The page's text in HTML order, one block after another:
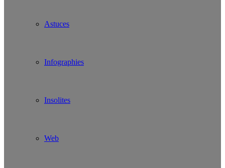
Astuces
Infographies
Insolites
Web